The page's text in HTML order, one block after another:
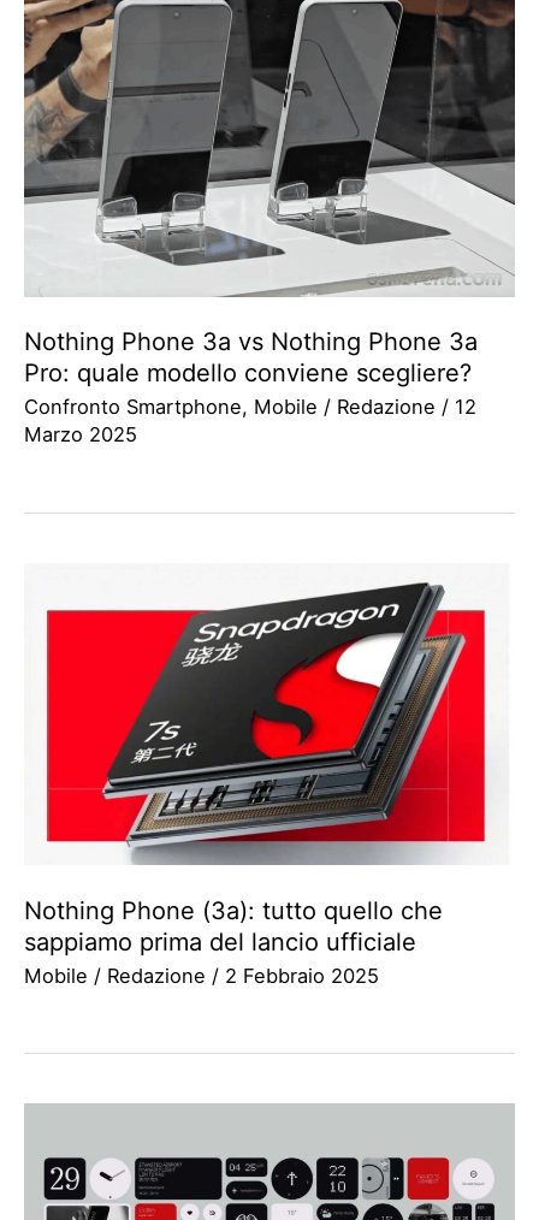
Nothing Phone 3a vs Nothing Phone 3a
Pro: quale modello conviene scegliere?
Confronto Smartphone, Mobile / Redazione / 12
Marzo 2025
Nothing Phone (3a): tutto quello che
sappiamo prima del lancio ufficiale
Mobile / Redazione / 2 Febbraio 2025